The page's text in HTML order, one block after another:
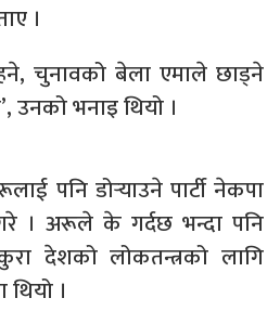
।
चुनावको बेला एमाले छाड्ने
उनको भनाइ थियो ।
पनि डोर्‍याउने पार्टी नेकपा
। अरूले के गर्दछ भन्दा पनि
देशको लोकतन्त्रको लागि
।